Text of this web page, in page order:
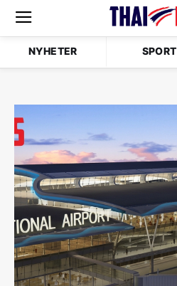
NYHETER SPORT